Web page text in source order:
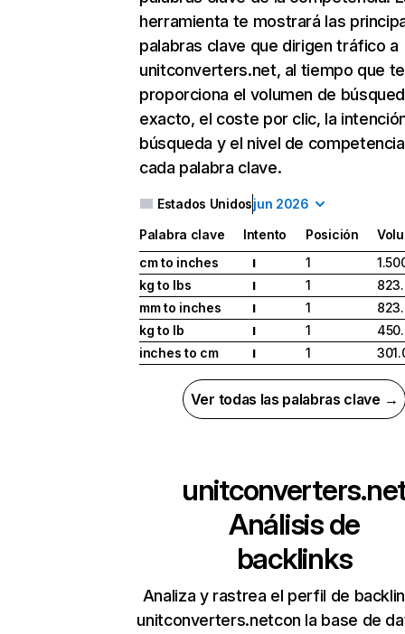
herramienta te mostrará las
palabras clave que dirigen tráfico a
unitconverters.net, al tiempo que te
proporciona el volumen de
exacto, el coste por clic, la
búsqueda y el nivel de
cada palabra clave.
Estados Unidosjun 2026
Palabra clave Intento Posición
cm to inches
I 1
kg to lbs
I 1
mm to inches
I 1
kg to lb
I 1
inches to cm
I 1
Ver todas las palabras clave →
Análisis de
backlinks
Analiza y rastrea el perfil de
unitconverters.netcon la base de